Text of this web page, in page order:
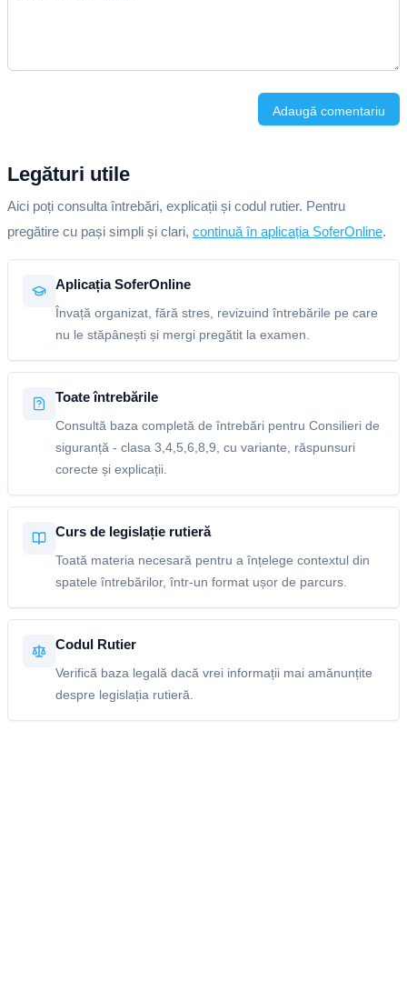
Adaugă comentariu
Legături utile
Aici poți consulta întrebări, explicații și codul rutier. Pentru
pregătire cu pași simpli și clari, continuă în aplicația SoferOnline.
Aplicația SoferOnline
Învață organizat, fără stres, revizuind întrebările pe care
nu le stăpânești și mergi pregătit la examen.
Toate întrebările
Consultă baza completă de întrebări pentru Consilieri de
siguranță - clasa 3,4,5,6,8,9, cu variante, răspunsuri
corecte și explicații.
Curs de legislație rutieră
Toată materia necesară pentru a înțelege contextul din
spatele întrebărilor, într-un format ușor de parcurs.
Codul Rutier
Verifică baza legală dacă vrei informații mai amănunțite
despre legislația rutieră.